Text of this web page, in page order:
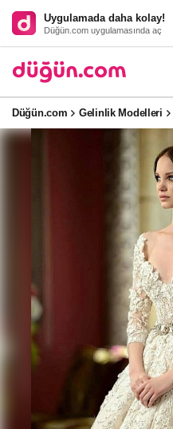
Uygulamada daha kolay!
Düğün.com uygulamasında aç
Düğün.com Gelinlik Modelleri